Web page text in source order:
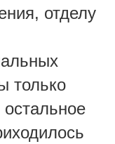
отделу
только